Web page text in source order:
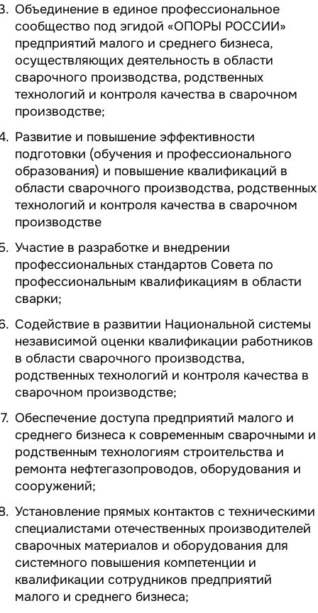
Объединение в единое профессиональное
сообщество под эгидой «ОПОРЫ РОССИИ»
предприятий малого и среднего бизнеса,
осуществляющих деятельность в области
сварочного производства, родственных
технологий и контроля качества в сварочном
производстве;
Развитие и повышение эффективности
подготовки (обучения и профессионального
образования) и повышение квалификаций в
области сварочного производства, родственных
технологий и контроля качества в сварочном
производстве
Участие в разработке и внедрении
профессиональных стандартов Совета по
профессиональным квалификациям в области
сварки;
Содействие в развитии Национальной системы
независимой оценки квалификации работников
в области сварочного производства,
родственных технологий и контроля качества в
сварочном производстве;
Обеспечение доступа предприятий малого и
среднего бизнеса к современным сварочными и
родственным технологиям строительства и
ремонта нефтегазопроводов, оборудования и
сооружений;
Установление прямых контактов с техническими
специалистами отечественных производителей
сварочных материалов и оборудования для
системного повышения компетенции и
квалификации сотрудников предприятий
малого и среднего бизнеса;